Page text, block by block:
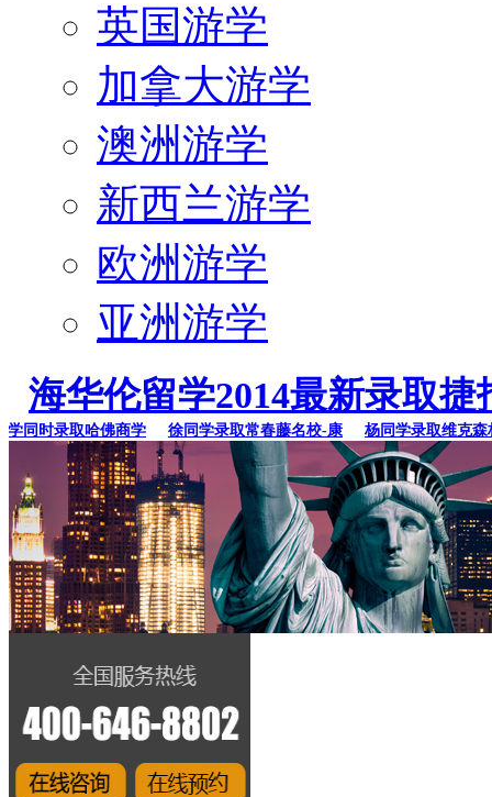
英国游学
加拿大游学
澳洲游学
新西兰游学
欧洲游学
亚洲游学
海华伦留学2014最新录取捷
时录取哈佛商学 徐同学录取常春藤名校-康 杨同学录取维克森林